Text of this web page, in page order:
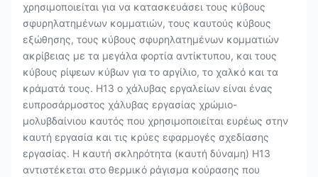
χρησιμοποιείται για να κατασκευάσει τους κύβους
σφυρηλατημένων κομματιών, τους καυτούς κύβους
εξώθησης, τους κύβους σφυρηλατημένων κομματιών
ακρίβειας με τα μεγάλα φορτία αντίκτυπου, και τους
κύβους ρίψεων κύβων για το αργίλιο, το χαλκό και τα
κράματά τους. H13 ο χάλυβας εργαλείων είναι ένας
ευπροσάρμοστος χάλυβας εργασίας χρώμιο-
μολυβδαίνιου καυτός που χρησιμοποιείται ευρέως στην
καυτή εργασία και τις κρύες εφαρμογές σχεδίασης
εργασίας. Η καυτή σκληρότητα (καυτή δύναμη) H13
αντιστέκεται στο θερμικό ράγισμα κούρασης που